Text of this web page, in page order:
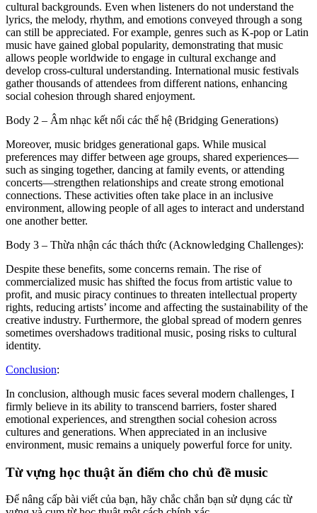
cultural backgrounds. Even when listeners do not understand the
lyrics, the melody, rhythm, and emotions conveyed through a song
can still be appreciated. For example, genres such as K-pop or Latin
music have gained global popularity, demonstrating that music
allows people worldwide to engage in cultural exchange and
develop cross-cultural understanding. International music festivals
gather thousands of attendees from different nations, enhancing
social cohesion through shared enjoyment.
Body 2 – Âm nhạc kết nối các thế hệ (Bridging Generations)
Moreover, music bridges generational gaps. While musical
preferences may differ between age groups, shared experiences—
such as singing together, dancing at family events, or attending
concerts—strengthen relationships and create strong emotional
connections. These activities often take place in an inclusive
environment, allowing people of all ages to interact and understand
one another better.
Body 3 – Thừa nhận các thách thức (Acknowledging Challenges):
Despite these benefits, some concerns remain. The rise of
commercialized music has shifted the focus from artistic value to
profit, and music piracy continues to threaten intellectual property
rights, reducing artists’ income and affecting the sustainability of the
creative industry. Furthermore, the global spread of modern genres
sometimes overshadows traditional music, posing risks to cultural
identity.
Conclusion:
In conclusion, although music faces several modern challenges, I
firmly believe in its ability to transcend barriers, foster shared
emotional experiences, and strengthen social cohesion across
cultures and generations. When appreciated in an inclusive
environment, music remains a uniquely powerful force for unity.
Từ vựng học thuật ăn điểm cho chủ đề music
Để nâng cấp bài viết của bạn, hãy chắc chắn bạn sử dụng các từ